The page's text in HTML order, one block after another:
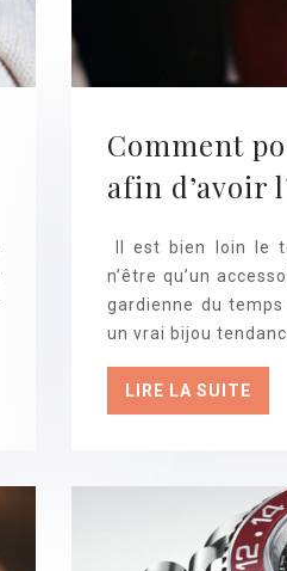
Comment
afin d’avoir
Il est bien loin le
n’être qu’un
gardienne du
un vrai bijou
LIRE LA SUITE